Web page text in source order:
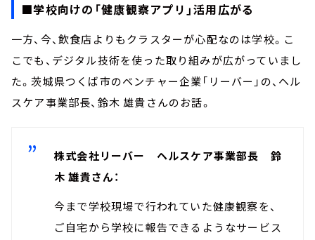
■学校向けの「健康観察アプリ」活用広がる
一方、今、飲食店よりもクラスターが心配なのは学校。こ
こでも、デジタル技術を使った取り組みが広がっていまし
た。茨城県つくば市のベンチャー企業「リーバー」の、ヘル
スケア事業部長、鈴木 雄貴さんのお話。
株式会社リーバー ヘルスケア事業部長 鈴
木 雄貴さん：
今まで学校現場で行われていた健康観察を、
ご自宅から学校に報告できるようなサービス